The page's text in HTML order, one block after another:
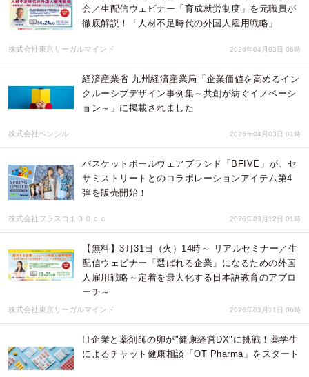
会／生配信ウェビナー「育成就労制度」を元職員が
徹底解説！「人材不足時代の外国人雇用戦略」
株式会社東京リーガルマインド 2026年04月03日 06時
経済産業省 九州経済産業局「企業価値を高めるイン
クルーシブデザイン事例集～共創が紡ぐイノベーシ
ョン～」に掲載されました
株式会社ペンシル 2026年04月03日 01時
バスケットボールウェアブランド「BFIVE」が、セ
サミストリートとのコラボレーションアイテム第4
弾を販売開始！
株式会社フラスコ１００ｃｃ 2026年03月12日 01時
【無料】3月31日（火）14時～ リアルセミナー／生
配信ウェビナー「選ばれる企業」になるための外国
人雇用戦略～定着を最大化する日本語教育のアプロ
ーチ～
株式会社東京リーガルマインド 2026年03月11日 06時
IT企業と薬剤師の卵が"健康経営DX"に挑戦！薬学生
によるチャット健康相談「OT Pharma」をスタート